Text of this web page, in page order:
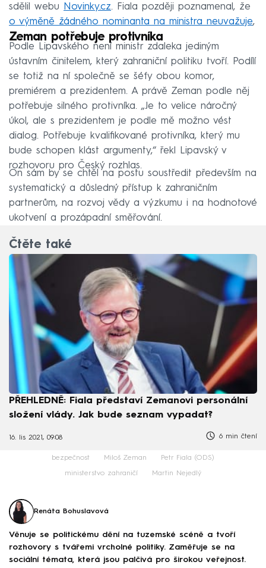
sdělil webu
Novinky.cz. Fiala později poznamenal, že
o výměně žádného nominanta na ministra neuvažuje,
Zeman potřebuje protivníka
Podle Lipavského není ministr zdaleka jediným
ústavním činitelem, který zahraniční politiku tvoří. Podílí
se totiž na ní společně se šéfy obou komor,
premiérem a prezidentem. A právě Zeman podle něj
potřebuje silného protivníka. „Je to velice náročný
úkol, ale s prezidentem je podle mě možno vést
dialog. Potřebuje kvalifikované protivníka, který mu
bude schopen klást argumenty,“ řekl Lipavský v
rozhovoru pro Český rozhlas.
On sám by se chtěl na postu soustředit především na
systematický a důsledný přístup k zahraničním
partnerům, na rozvoj vědy a výzkumu i na hodnotové
ukotvení a prozápadní směřování.
Čtěte také
PŘEHLEDNĚ: Fiala představí Zemanovi personální
složení vlády. Jak bude seznam vypadat?
16. lis 2021, 09:08 6 min čtení
bezpečnost Miloš Zeman Petr Fiala (ODS)
ministerstvo zahraničí Martin Nejedlý
Renáta Bohuslavová
Věnuje se politickému dění na tuzemské scéně a tvoří
rozhovory s tvářemi vrcholné politiky. Zaměřuje se na
sociální témata, která jsou palčivá pro širokou veřejnost.